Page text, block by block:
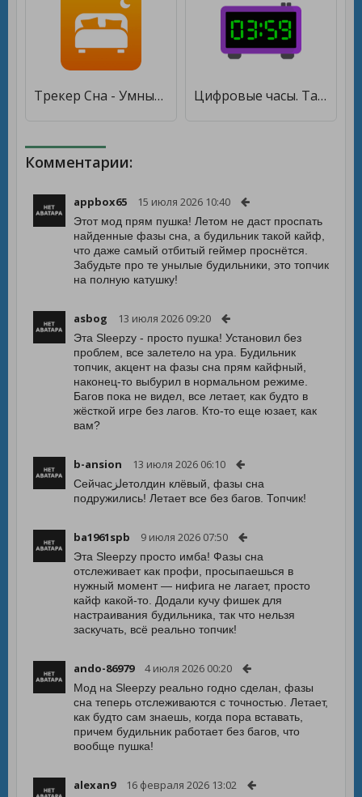
Трекер Сна - Умный Будильник [Premium] Цифровые часы. Таймер. Будильник. [Без рекламы]
Комментарии:
appbox65 15 июля 2026 10:40
Этот мод прям пушка! Летом не даст проспать
найденные фазы сна, а будильник такой кайф,
что даже самый отбитый геймер проснётся.
Забудьте про те унылые будильники, это топчик
на полную катушку!
asbog 13 июля 2026 09:20
Эта Sleepzy - просто пушка! Установил без
проблем, все залетело на ура. Будильник
топчик, акцент на фазы сна прям кайфный,
наконец-то выбурил в нормальном режиме.
Багов пока не видел, все летает, как будто в
жёсткой игре без лагов. Кто-то еще юзает, как
вам?
b-ansion 13 июля 2026 06:10
Сейчасلزетолдин клёвый, фазы сна
подружились! Летает все без багов. Топчик!
ba1961spb 9 июля 2026 07:50
Эта Sleepzy просто имба! Фазы сна
отслеживает как профи, просыпаешься в
нужный момент — нифига не лагает, просто
кайф какой-то. Додали кучу фишек для
настраивания будильника, так что нельзя
заскучать, всё реально топчик!
ando-86979 4 июля 2026 00:20
Мод на Sleepzy реально годно сделан, фазы
сна теперь отслеживаются с точностью. Летает,
как будто сам знаешь, когда пора вставать,
причем будильник работает без багов, что
вообще пушка!
alexan9 16 февраля 2026 13:02